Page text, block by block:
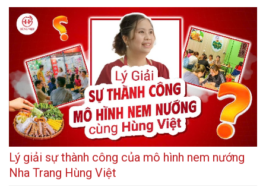
Lý giải sự thành công của mô hình nem nướng
Nha Trang Hùng Việt